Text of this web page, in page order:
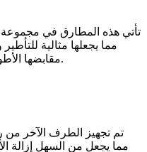
تأتي هذه المطارق في
مما يجعلها مثالية
مقابضها الأطول تأثيرًا أكبر، مما يجعل عملك أسهل.
تم تجهيز الطرف الآخر